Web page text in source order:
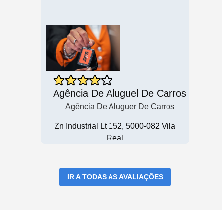
Agência De Aluguel De Carros
Agência De Aluguer De Carros
Zn Industrial Lt 152, 5000-082 Vila
Real
IR A TODAS AS AVALIAÇÕES